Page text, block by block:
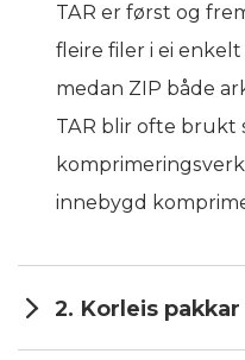
TAR er først og
fleire filer i ei
medan ZIP både
TAR blir ofte brukt
innebygd
2. Korleis